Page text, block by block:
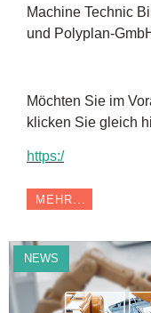
Machine Technic
und Polyplan-
Möchten Sie im
klicken Sie gleich
https:/
MEHR...
NEWS